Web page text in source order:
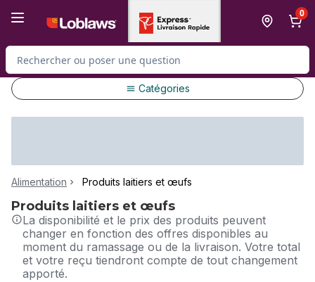
0
Rechercher des produits
Catégories
Alimentation Produits laitiers et œufs
Produits laitiers et œufs
La disponibilité et le prix des produits peuvent
changer en fonction des offres disponibles au
moment du ramassage ou de la livraison. Votre total
et votre reçu tiendront compte de tout changement
apporté.